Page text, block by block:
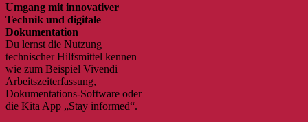
Umgang mit innovativer
Technik und digitale
Dokumentation
Du lernst die Nutzung
technischer Hilfsmittel kennen
wie zum Beispiel Vivendi
Arbeitszeiterfassung,
Dokumentations-Software oder
die Kita App „Stay informed“.